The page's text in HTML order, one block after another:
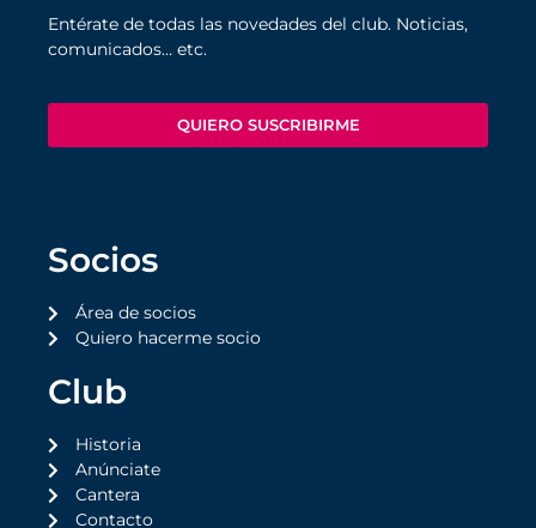
Entérate de todas las novedades del club. Noticias,
comunicados… etc.
QUIERO SUSCRIBIRME
Socios
Área de socios
Quiero hacerme socio
Club
Historia
Anúnciate
Cantera
Contacto